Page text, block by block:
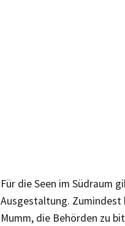
Für die Seen im Südraum
Ausgestaltung. Zumindest
Mumm, die Behörden zu